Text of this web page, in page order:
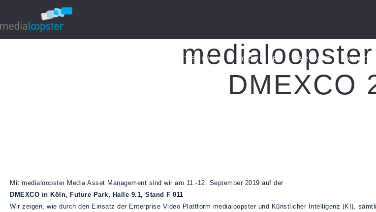
TECHNIK VORTEILE PARTNER
DMEXCO
Mit medialoopster Media Asset Management sind wir am 11.-12. September 2019 auf der
DMEXCO in Köln, Future Park, Halle 9.1, Stand F 011
Wir zeigen, wie durch den Einsatz der Enterprise Video Plattform medialoopster und Künstlicher Intelligenz (KI),